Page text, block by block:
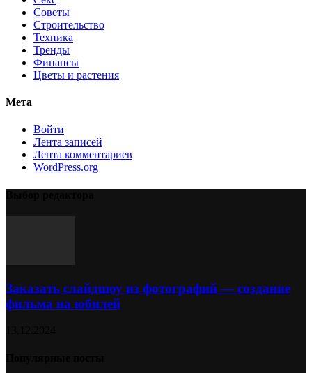
Советы
Строительство
Техника
Тренды
Финансы
Цветы и растения
Мета
Войти
Лента записей
Лента комментариев
WordPress.org
Заказать слайдшоу из фотографий — создание
фильма на юбилей